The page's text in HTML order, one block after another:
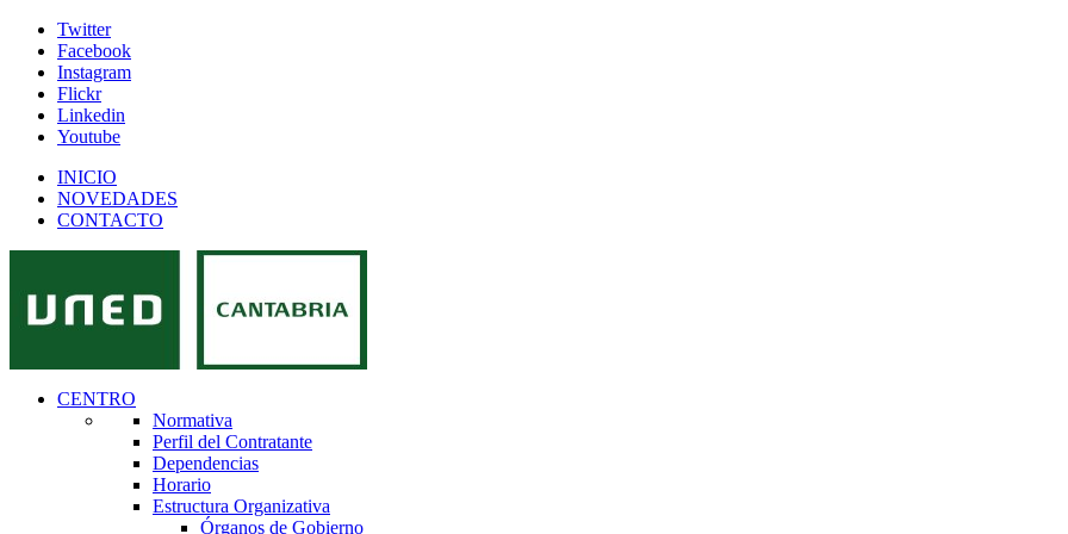
Twitter
Facebook
Instagram
Flickr
Linkedin
Youtube
INICIO
NOVEDADES
CONTACTO
CENTRO
Normativa
Perfil del Contratante
Dependencias
Horario
Estructura Organizativa
Órganos de Gobierno